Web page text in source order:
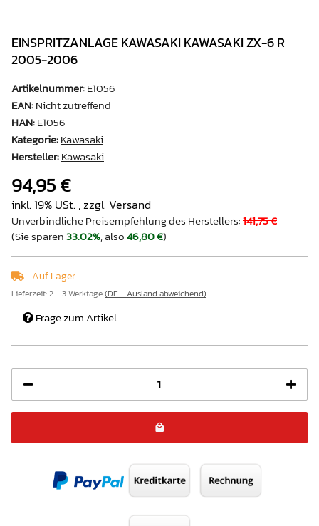
EINSPRITZANLAGE KAWASAKI KAWASAKI ZX-6 R
2005-2006
Artikelnummer:E1056
EAN:Nicht zutreffend
HAN:E1056
Kategorie:Kawasaki
Hersteller:Kawasaki
94,95 €
inkl. 19% USt. , zzgl. Versand
Unverbindliche Preisempfehlung des Herstellers:141,75 €
(Sie sparen33.02%, also46,80 €)
Auf Lager
Lieferzeit:2 - 3 Werktage(DE - Ausland abweichend)
Frage zum Artikel